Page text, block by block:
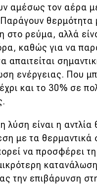
αμέσως τον αέρα
θερμότητα
στο ρεύμα, αλλά
καθώς για να
απαιτείται
ενέργειας. Που
και το 30% σε
λύση είναι η αντλία
με τα
να προσφέρει
την επιβάρυνση